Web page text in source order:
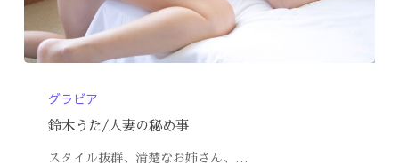
グラビア
鈴木うた/人妻の秘め事
スタイル抜群、清楚なお姉さん、…